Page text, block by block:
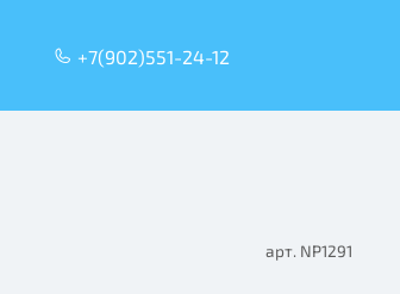
+7(902)551-24-12
арт. NP1291